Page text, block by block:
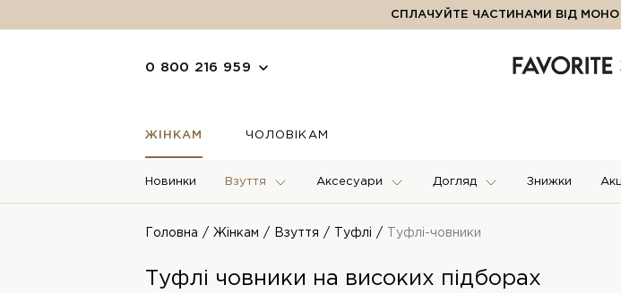
СПЛАЧУЙТЕ ЧАСТИНАМИ ВІД МОНО
0 800 216 959
ЖІНКАМ ЧОЛОВІКАМ
Новинки Взуття Аксесуари Догляд Знижки
Головна Жінкам Взуття Туфлі Туфлі-човники
Туфлі човники на високих підборах